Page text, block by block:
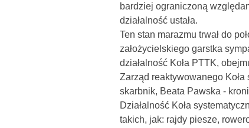
bardziej ograniczoną
działalność ustała.
Ten stan marazmu trwał do
założycielskiego garstka
działalność Koła PTTK,
Zarząd reaktywowanego
skarbnik, Beata Pawska -
Działalność Koła
takich, jak: rajdy piesze,